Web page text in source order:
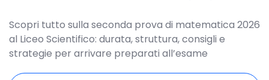
Scopri tutto sulla seconda prova di matematica 2026
al Liceo Scientifico: durata, struttura, consigli e
strategie per arrivare preparati all’esame